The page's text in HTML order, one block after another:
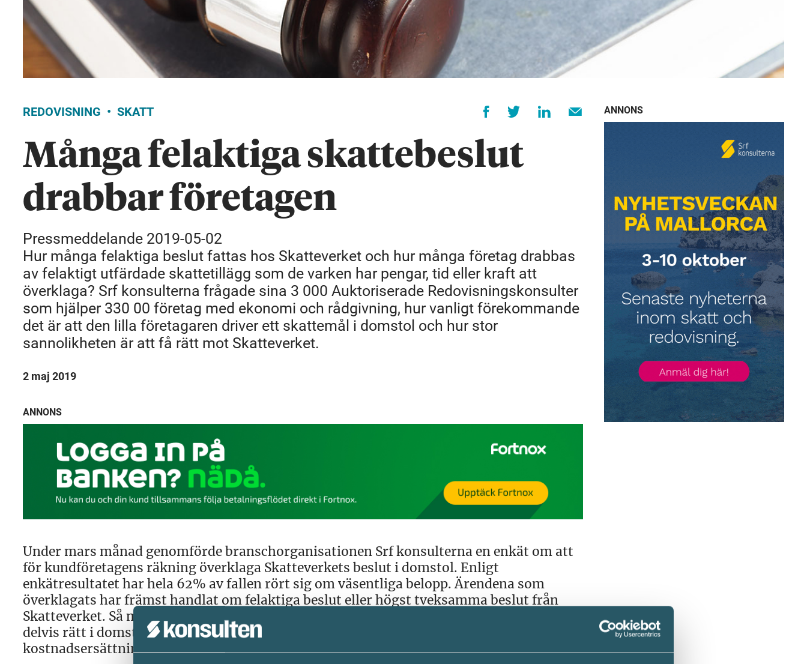
REDOVISNING SKATT
Många felaktiga skattebeslut
drabbar företagen
Pressmeddelande 2019-05-02
Hur många felaktiga beslut fattas hos Skatteverket och hur många företag drabbas
av felaktigt utfärdade skattetillägg som de varken har pengar, tid eller kraft att
överklaga? Srf konsulterna frågade sina 3 000 Auktoriserade Redovisningskonsulter
som hjälper 330 00 företag med ekonomi och rådgivning, hur vanligt förekommande
det är att den lilla företagaren driver ett skattemål i domstol och hur stor
sannolikheten är att få rätt mot Skatteverket.
2 maj 2019
ANNONS
Under mars månad genomförde branschorganisationen Srf konsulterna en enkät om att
för kundföretagens räkning överklaga Skatteverkets beslut i domstol. Enligt
enkätresultatet har hela 62% av fallen rört sig om väsentliga belopp. Ärendena som
överklagats har främst handlat om felaktiga beslut eller högst tveksamma beslut från
Skatteverket. Så många som 72% av de överklaganden som faktiskt görs fick helt eller
delvis rätt i domstolen. I hela 80% av fallen så får de som fått rätt i domstol inte någon
kostnadsersättning alls.
ANNONS